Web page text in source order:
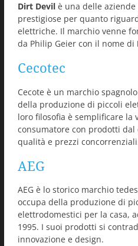
Dirt Devil è una delle
prestigiose per quanto
elettriche. Il marchio venne
da Philip Geier con il nome di
Cecotec
Cecote è un marchio
della produzione di piccoli
loro filosofia è semplificare la
consumatore con prodotti
qualità e prezzi
AEG
AEG è lo storico marchio
occupa della produzione di
elettrodomestici per la casa,
1995. I suoi prodotti si
innovazione e design.